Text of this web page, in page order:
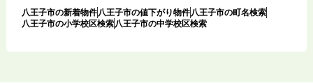
八王子市の新着物件八王子市の値下がり物件八王子市の町名検索
八王子市の小学校区検索八王子市の中学校区検索